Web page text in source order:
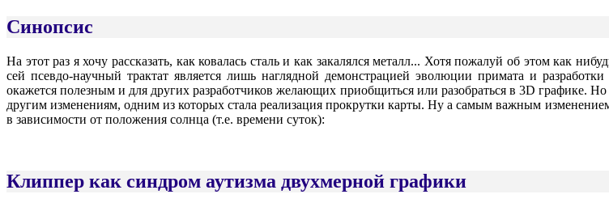
Синопсис
На этот раз я хочу рассказать, как ковалась сталь и как закалялся металл... Хотя пожалуй об этом как
сей псевдо-научный трактат является лишь наглядной демонстрацией эволюции примата и
окажется полезным и для других разработчиков желающих приобщиться или разобраться в 3D графике.
другим изменениям, одним из которых стала реализация прокрутки карты. Ну а самым важным
в зависимости от положения солнца (т.е. времени суток):
Клиппер как синдром аутизма двухмерной графики